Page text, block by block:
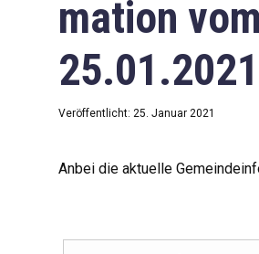
mation vom
25.01.2021
Veröffentlicht: 25. Januar 2021
Anbei die aktuelle